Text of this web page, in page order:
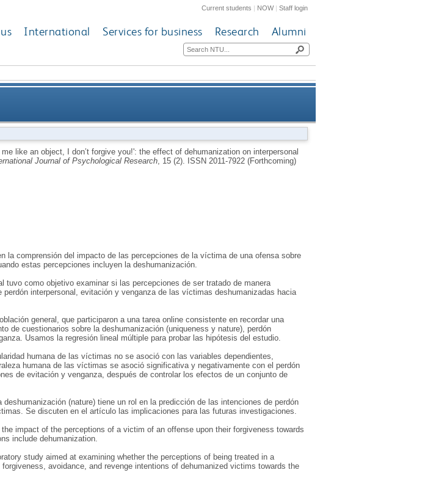
Current students | NOW|Staff login
International Services for business Research Alumni
effect of dehumanization on interpersonal forgiveness
me like an object, I don’t forgive you!': the effect of dehumanization on interpersonal
Journal of Psychological Research, 15 (2).
ISSN 2011-7922 (Forthcoming)
la comprensión del impacto de las percepciones de la víctima de una ofensa sobre
estas percepciones incluyen la deshumanización.
tuvo como objetivo examinar si las percepciones de ser tratado de manera
interpersonal, evitación y venganza de las víctimas deshumanizadas hacia
general, que participaron a una tarea online consistente en recordar una
de cuestionarios sobre la deshumanización (uniqueness y nature), perdón
Usamos la regresión lineal múltiple para probar las hipótesis del estudio.
humana de las víctimas no se asoció con las variables dependientes,
humana de las víctimas se asoció significativa y negativamente con el perdón
de evitación y venganza, después de controlar los efectos de un conjunto de
(nature) tiene un rol en la predicción de las intenciones de perdón
Se discuten en el artículo las implicaciones para las futuras investigaciones.
impact of the perceptions of a victim of an offense upon their forgiveness towards
include dehumanization.
study aimed at examining whether the perceptions of being treated in a
avoidance, and revenge intentions of dehumanized victims towards the